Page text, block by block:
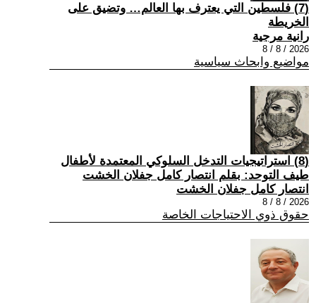
(7) فلسطين التي يعترف بها العالم… وتضيق على
الخريطة
رانية مرجية
2026 / 8 / 8
مواضيع وابحاث سياسية
(8) استراتيجيات التدخل السلوكي المعتمدة لأطفال
طيف التوحد: بقلم انتصار كامل جفلان الخشت
انتصار كامل جفلان الخشت
2026 / 8 / 8
حقوق ذوي الاحتياجات الخاصة